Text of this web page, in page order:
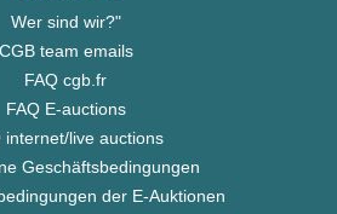
Wer sind wir?"
CGB team emails
FAQ cgb.fr
FAQ E-auctions
internet/live auctions
Geschäftsbedingungen
der E-Auktionen